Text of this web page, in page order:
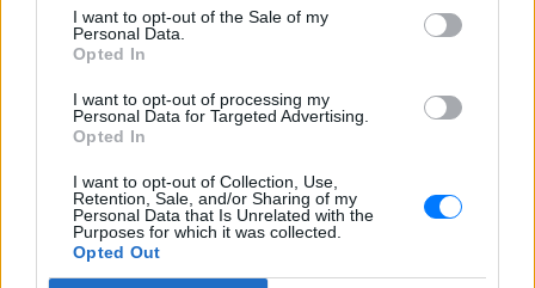
I want to opt-out of the Sale of my
Personal Data.
Opted In
I want to opt-out of processing my
Personal Data for Targeted Advertising.
Opted In
I want to opt-out of Collection, Use,
Retention, Sale, and/or Sharing of my
Personal Data that Is Unrelated with the
Purposes for which it was collected.
Opted Out
«Θέλω τον μπαμπά μου»: Το
τον γάμο της
τριπλάσιο του νόμιμου ορίου, έπεσε
πάνω στο golf cart των νεόνυμφων στο
Folly Beach - τώρα νέο υλικό από το
αστυνομικό τμήμα αποκαλύπτει τη
σύγκρουση